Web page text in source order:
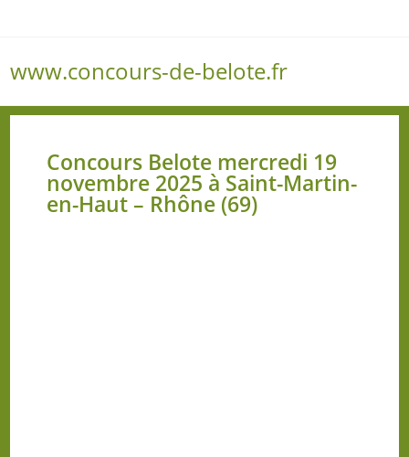
www.concours-de-belote.fr
Concours Belote mercredi 19
novembre 2025 à Saint-Martin-
en-Haut – Rhône (69)